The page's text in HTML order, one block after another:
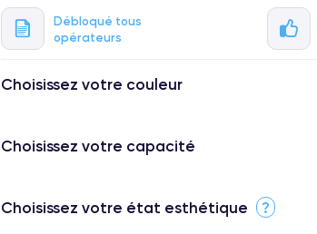
Débloqué tous
opérateurs
Choisissez votre couleur
Choisissez votre capacité
Choisissez votre état esthétique ?